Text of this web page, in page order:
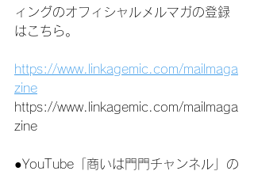
ィングのオフィシャルメルマガの登録
はこちら。
https://www.linkagemic.com/mailmaga
zine
https://www.linkagemic.com/mailmaga
zine
●YouTube「商いは門門チャンネル」の